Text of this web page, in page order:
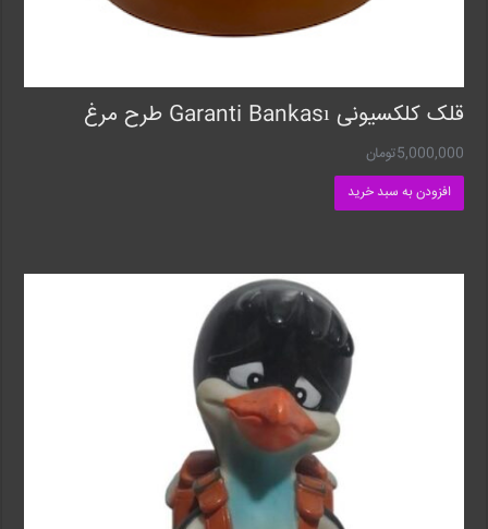
قلک کلکسیونی Garanti Bankası طرح مرغ
5,000,000تومان
افزودن به سبد خرید